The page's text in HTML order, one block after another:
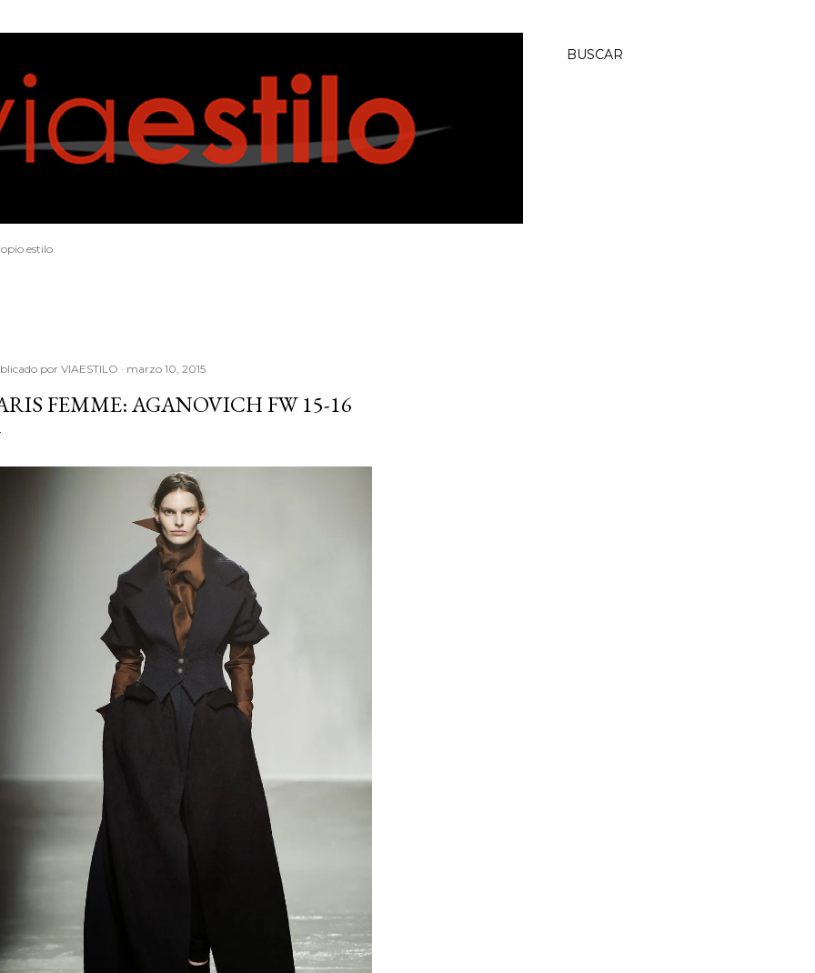
BUSCAR
estilo
por VIAESTILO marzo 10, 2015
FEMME: AGANOVICH FW 15-16